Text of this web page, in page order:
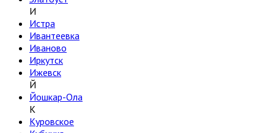
И
Истра
Ивантеевка
Иваново
Иркутск
Ижевск
Й
Йошкар-Ола
К
Куровское